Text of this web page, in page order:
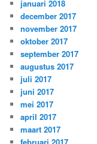
januari 2018
december 2017
november 2017
oktober 2017
september 2017
augustus 2017
juli 2017
juni 2017
mei 2017
april 2017
maart 2017